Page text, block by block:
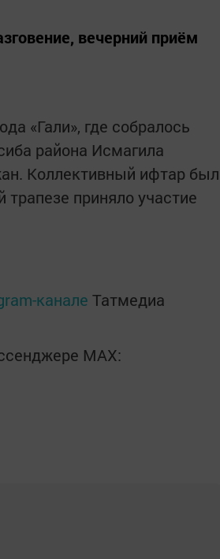
вечерний приём
«Гали», где собралось
района Исмагила
Коллективный ифтар был
трапезе приняло участие
канале Татмедиа
MАХ: